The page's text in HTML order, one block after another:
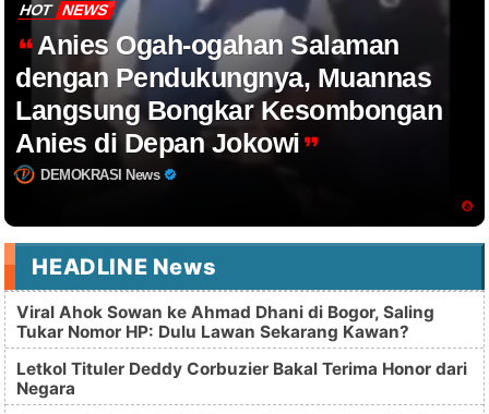
HOT NEWS
Anies Ogah-ogahan Salaman
dengan Pendukungnya, Muannas
Langsung Bongkar Kesombongan
Anies di Depan Jokowi
DEMOKRASI News
HEADLINE News
Viral Ahok Sowan ke Ahmad Dhani di Bogor, Saling
Tukar Nomor HP: Dulu Lawan Sekarang Kawan?
Letkol Tituler Deddy Corbuzier Bakal Terima Honor dari
Negara